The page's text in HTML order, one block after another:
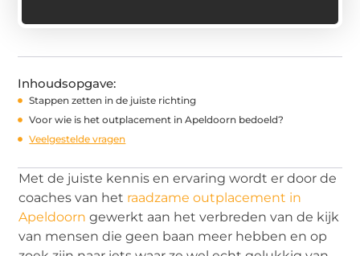
Inhoudsopgave:
Stappen zetten in de juiste richting
Voor wie is het outplacement in Apeldoorn bedoeld?
Veelgestelde vragen
Met de juiste kennis en ervaring wordt er door de
coaches van het raadzame outplacement in
Apeldoorn gewerkt aan het verbreden van de kijk
van mensen die geen baan meer hebben en op